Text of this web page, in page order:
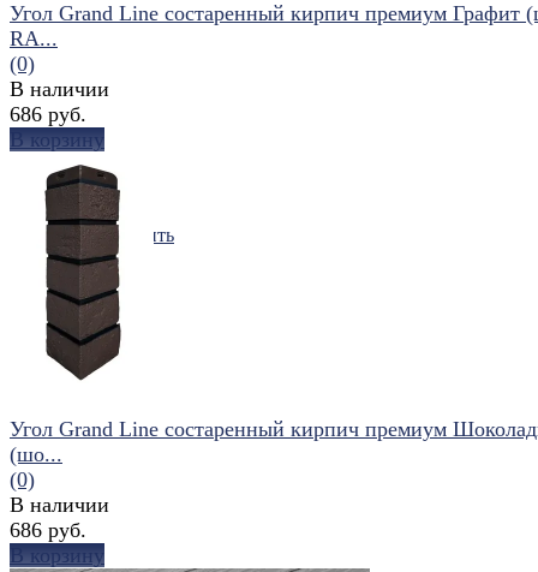
избранное сравнить
Угол Grand Line состаренный кирпич премиум Графит
RA...
(0)
В наличии
686 руб.
В корзину
Угол Grand Line состаренный кирпич премиум
(шо...
(0)
В наличии
686 руб.
В корзину